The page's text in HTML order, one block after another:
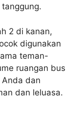
2 di kanan,
digunakan
teman-
ruangan bus
dan
dan leluasa.